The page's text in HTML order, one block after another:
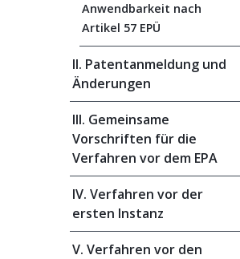
Anwendbarkeit nach
Artikel 57 EPÜ
II. Patentanmeldung und
Änderungen
III. Gemeinsame
Vorschriften für die
Verfahren vor dem EPA
IV. Verfahren vor der
ersten Instanz
V. Verfahren vor den